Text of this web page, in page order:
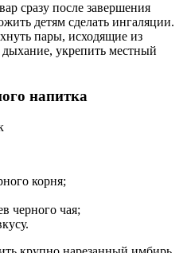
сразу после завершения
детям сделать ингаляции.
пары, исходящие из
укрепить местный
напитка
корня;
черного чая;